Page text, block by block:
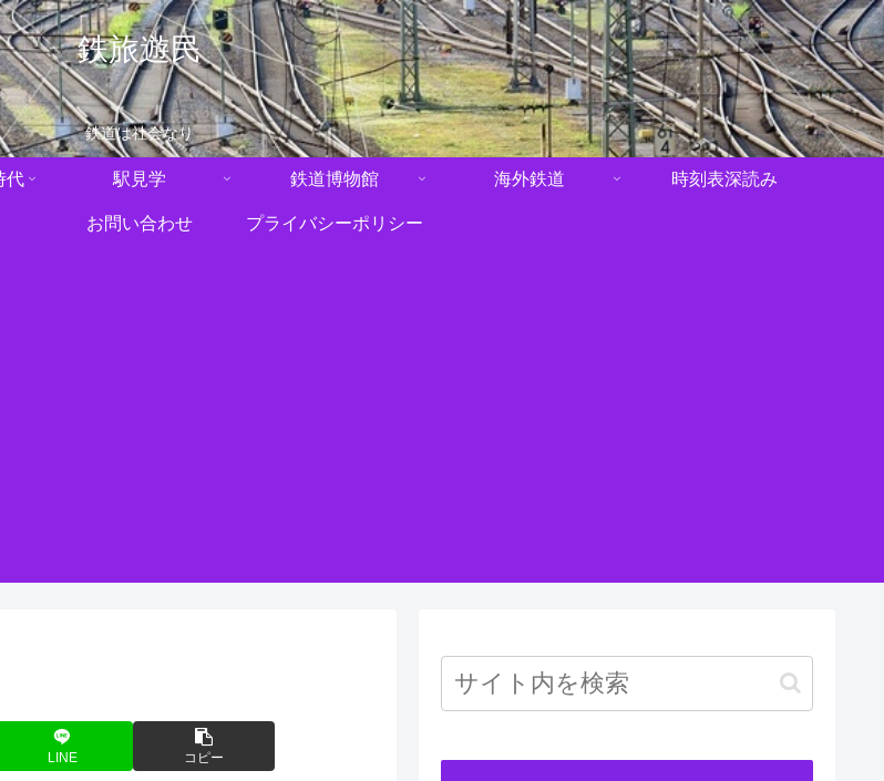
鉄旅遊民
鉄道は社会なり
代 駅見学 鉄道博物館 海外鉄道 時刻表深読み
お問い合わせ プライバシーポリシー
LINE コピー